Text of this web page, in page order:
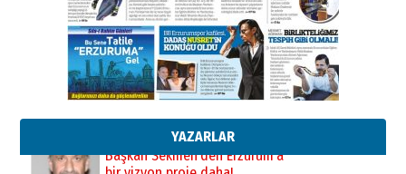
YAZARLAR
Ardında bıraktığı hatıralarıyla
gönül adamı Faruk Terzioğlu!
13 Mayıs 2026 Çarşamba
Esat BİNDESEN
Başkan Sekmen’den Erzurum’a
02 Ağustos 2026 Pazar
Kadir SABUNCUOĞLU